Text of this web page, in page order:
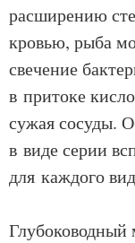
расширению
кровью, рыба
свечение
в притоке
сужая сосуды.
в виде серии
для каждого